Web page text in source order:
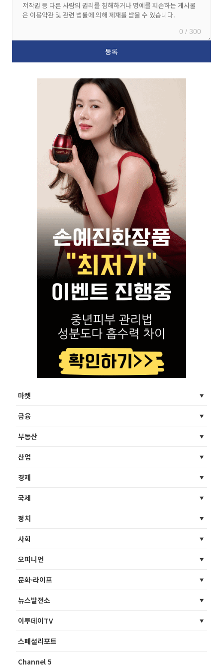
0 / 300
마켓
금융
부동산
산업
경제
국제
정치
사회
오피니언
문화·라이프
뉴스발전소
이투데이TV
스페셜리포트
Channel 5